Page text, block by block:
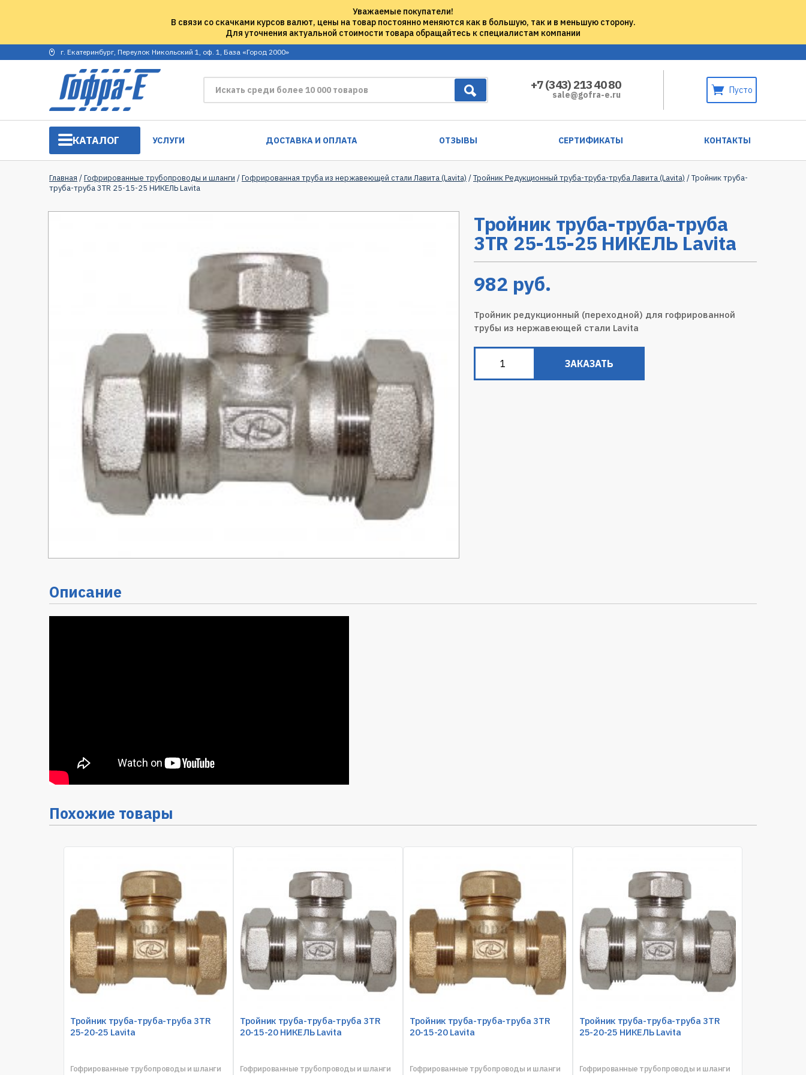
Уважаемые покупатели!
В связи со скачками курсов валют, цены на товар постоянно меняются как в большую, так и в меньшую сторону.
Для уточнения актуальной стоимости товара обращайтесь к специалистам компании
г. Екатеринбург, Переулок Никольский 1, оф. 1, База «Город 2000»
+7 (343) 213 40 80
sale@gofra-e.ru Пусто
КАТАЛОГ УСЛУГИ ДОСТАВКА И ОПЛАТА ОТЗЫВЫ СЕРТИФИКАТЫ КОНТАКТЫ
Главная /Гофрированные трубопроводы и шланги /Гофрированная труба из нержавеющей стали Лавита (Lavita) /Тройник Редукционный труба-труба-труба Лавита (Lavita) / Тройник труба-
труба-труба 3TR 25-15-25 НИКЕЛЬ Lavita
Тройник труба-труба-труба
3TR 25-15-25 НИКЕЛЬ Lavita
982 руб.
Тройник редукционный (переходной) для гофрированной
трубы из нержавеющей стали Lavita
ЗАКАЗАТЬ
Описание
Похожие товары
Тройник труба-труба-труба 3TR
25-20-25 Lavita
Гофрированные трубопроводы и шланги
Тройник труба-труба-труба 3TR
20-15-20 НИКЕЛЬ Lavita
Гофрированные трубопроводы и шланги
Тройник труба-труба-труба 3TR
20-15-20 Lavita
Гофрированные трубопроводы и шланги
Тройник труба-труба-труба 3TR
25-20-25 НИКЕЛЬ Lavita
Гофрированные трубопроводы и шланги